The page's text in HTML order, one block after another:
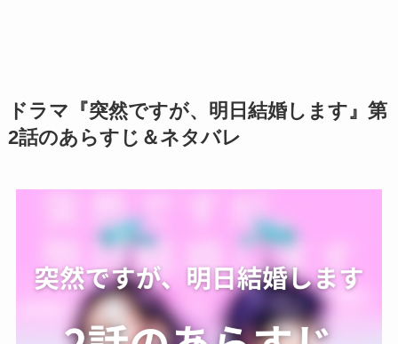
ドラマ『突然ですが、明日結婚します』第
2話のあらすじ＆ネタバレ